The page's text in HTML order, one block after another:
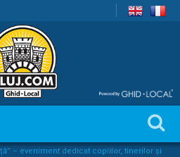
– eveniment dedicat copiilor, tinerilor și